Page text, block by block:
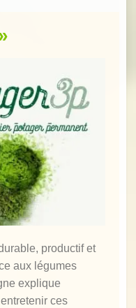
productif et
aux légumes
explique
ces